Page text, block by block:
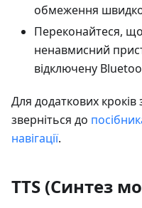
обмеження
Переконайтеся,
ненавмисний
відключену
Для додаткових
зверніться до
навігації.
TTS (Синтез